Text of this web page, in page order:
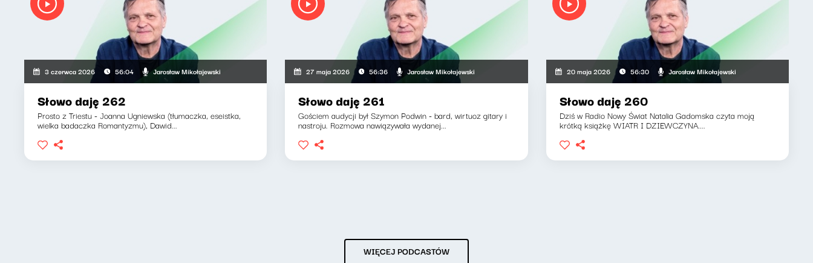
3 czerwca 2026 56:04 Jarosław Mikołajewski
Słowo daję 262
Prosto z Triestu - Joanna Ugniewska (tłumaczka, eseistka,
wielka badaczka Romantyzmu), Dawid...
27 maja 2026 56:36 Jarosław Mikołajewski
Słowo daję 261
Gościem audycji był Szymon Podwin - bard, wirtuoz gitary i
nastroju. Rozmowa nawiązywała wydanej...
20 maja 2026 56:30 Jarosław Mikołajewski
Słowo daję 260
Dziś w Radio Nowy Świat Natalia Gadomska czyta moją
krótką książkę WIATR I DZIEWCZYNA....
WIĘCEJ PODCASTÓW